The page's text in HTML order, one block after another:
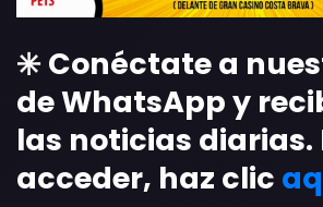
✳️ Conéctate a
de WhatsApp y
las noticias diarias.
acceder, haz clic